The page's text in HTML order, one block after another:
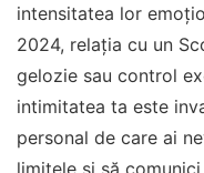
intensitatea lor
2024, relația cu un
gelozie sau control
intimitatea ta este
personal de care ai
limitele și să